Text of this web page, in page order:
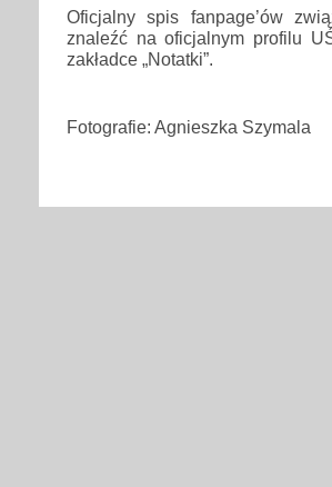
Oficjalny spis fanpage’ów
znaleźć na oficjalnym profilu
zakładce „Notatki”.
Fotografie: Agnieszka Szymala